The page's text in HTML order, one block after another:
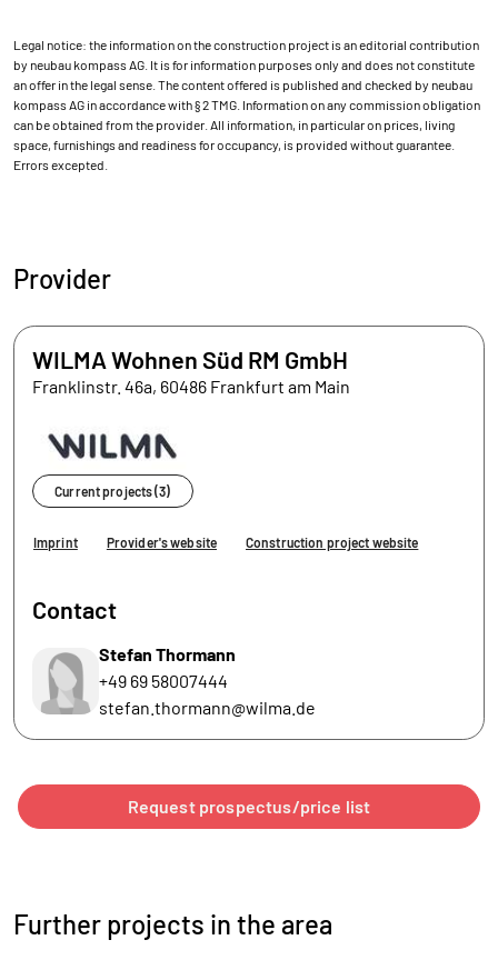
Legal notice: the information on the construction project is an editorial contribution
by neubau kompass AG. It is for information purposes only and does not constitute
an offer in the legal sense. The content offered is published and checked by neubau
kompass AG in accordance with § 2 TMG. Information on any commission obligation
can be obtained from the provider. All information, in particular on prices, living
space, furnishings and readiness for occupancy, is provided without guarantee.
Errors excepted.
Provider
WILMA Wohnen Süd RM GmbH
Franklinstr. 46a, 60486 Frankfurt am Main
Current projects (3)
Imprint Provider's website Construction project website
Contact
Stefan Thormann
+49 69 58007444
stefan.thormann@wilma.de
Request prospectus/price list
Further projects in the area